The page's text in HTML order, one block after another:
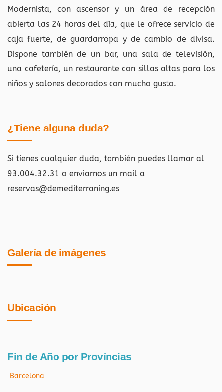
Modernista, con ascensor y un área de recepción
abierta las 24 horas del día, que le ofrece servicio de
caja fuerte, de guardarropa y de cambio de divisa.
Dispone también de un bar, una sala de televisión,
una cafetería, un restaurante con sillas altas para los
niños y salones decorados con mucho gusto.
¿Tiene alguna duda?
Si tienes cualquier duda, también puedes llamar al
93.004.32.31 o enviarnos un mail a
reservas@demediterraning.es
Galería de imágenes
Ubicación
Fin de Año por Províncias
Barcelona